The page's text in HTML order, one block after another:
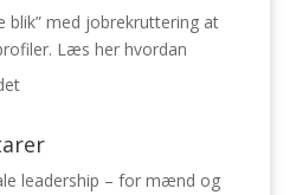
blik” med jobrekruttering at
Læs her hvordan
leadership – for mænd og